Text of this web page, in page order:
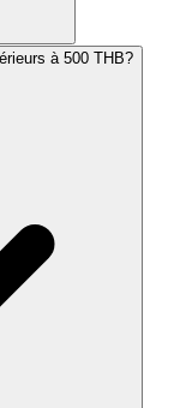
à 500 THB?